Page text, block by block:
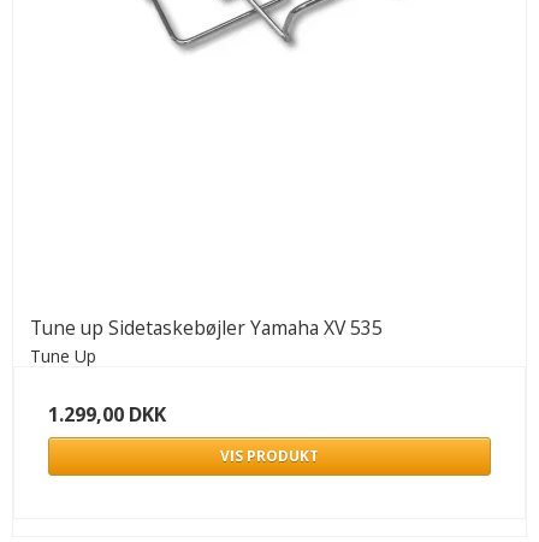
Tune up Sidetaskebøjler Yamaha XV 535
Tune Up
1.299,00 DKK
VIS PRODUKT